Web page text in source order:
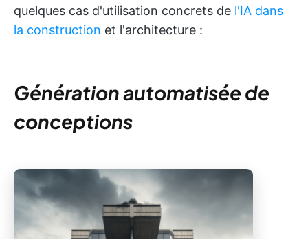
quelques cas d'utilisation concrets de l'IA dans
la construction et l'architecture :
Génération automatisée de
conceptions